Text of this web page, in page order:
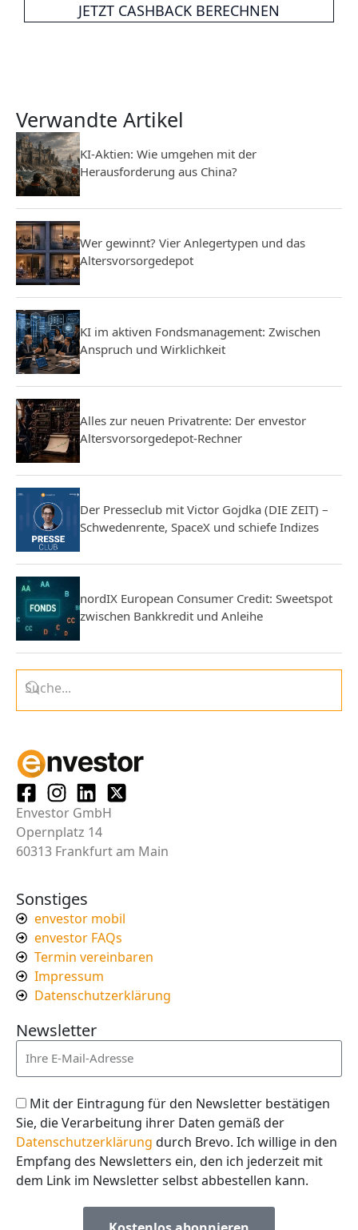
JETZT CASHBACK BERECHNEN
Verwandte Artikel
KI-Aktien: Wie umgehen mit der
Herausforderung aus China?
Wer gewinnt? Vier Anlegertypen und das
Altersvorsorgedepot
KI im aktiven Fondsmanagement: Zwischen
Anspruch und Wirklichkeit
Alles zur neuen Privatrente: Der envestor
Altersvorsorgedepot-Rechner
Der Presseclub mit Victor Gojdka (DIE ZEIT) –
Schwedenrente, SpaceX und schiefe Indizes
nordIX European Consumer Credit: Sweetspot
zwischen Bankkredit und Anleihe
Envestor GmbH
Opernplatz 14
60313 Frankfurt am Main
Sonstiges
envestor mobil
envestor FAQs
Termin vereinbaren
Impressum
Datenschutzerklärung
Newsletter
Mit der Eintragung für den Newsletter bestätigen
Sie, die Verarbeitung ihrer Daten gemäß der
Datenschutzerklärung durch Brevo. Ich willige in den
Empfang des Newsletters ein, den ich jederzeit mit
dem Link im Newsletter selbst abbestellen kann.